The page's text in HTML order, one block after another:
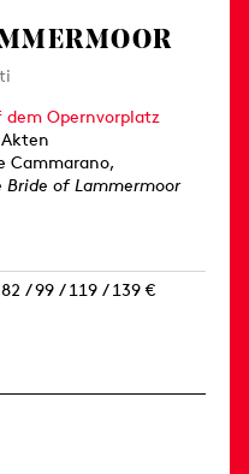
dem Opernvorplatz
Cammarano,
Bride of Lammermoor
/ 99 / 119 / 139 €